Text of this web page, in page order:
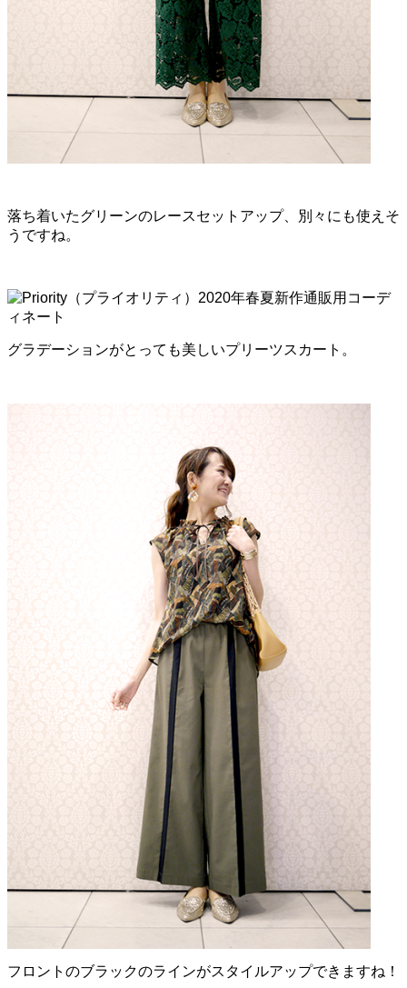
落ち着いたグリーンのレースセットアップ、別々にも使えそ
うですね。
グラデーションがとっても美しいプリーツスカート。
フロントのブラックのラインがスタイルアップできますね！